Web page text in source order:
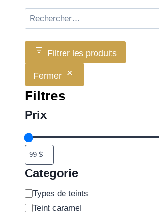
Filtrer les produits
Fermer
Filtres
Prix
Categorie
Types de teints
Teint caramel